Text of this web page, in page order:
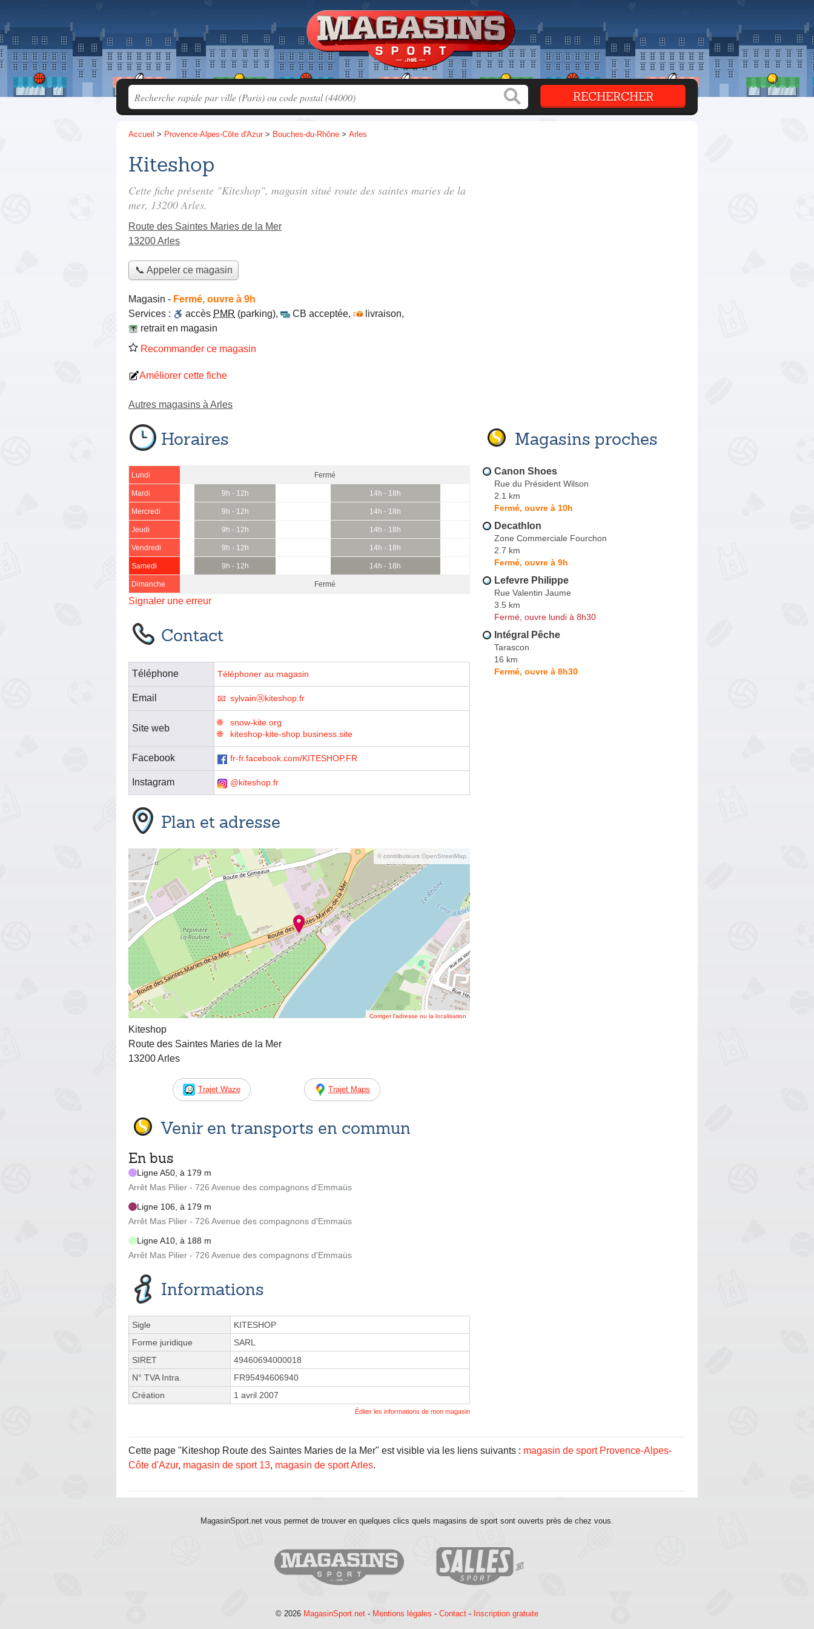
Accueil > Provence-Alpes-Côte d'Azur> Bouches-du-Rhône > Arles
Kiteshop
Cette fiche présente "Kiteshop", magasin situé route des saintes maries de la
mer, 13200 Arles.
Route des Saintes Maries de la Mer
13200 Arles
📞 Appeler ce magasin
Magasin - Fermé, ouvre à 9h
Services :
accès PMR (parking), CB acceptée, livraison,
retrait en magasin
Recommander ce magasin
Améliorer cette fiche
Autres magasins à Arles
Horaires
Lundi Fermé
Mardi 9h - 12h 14h - 18h
Mercredi 9h - 12h 14h - 18h
Jeudi 9h - 12h 14h - 18h
Vendredi 9h - 12h 14h - 18h
Samedi 9h - 12h 14h - 18h
Dimanche Fermé
Signaler une erreur
Contact
Téléphone Téléphoner au magasin
Email sylvainⓐkiteshop.fr
Site web
snow-kite.org
kiteshop-kite-shop.business.site
Facebook fr-fr.facebook.com/KITESHOP.FR
Instagram @kiteshop.fr
Plan et adresse
© contributeurs OpenStreetMap
Corriger l’adresse ou la localisation
Kiteshop
Route des Saintes Maries de la Mer
13200 Arles
Trajet Waze Trajet Maps
Venir en transports en commun
En bus
Ligne A50, à 179 m
Arrêt Mas Pilier - 726 Avenue des compagnons d'Emmaüs
Ligne 106, à 179 m
Arrêt Mas Pilier - 726 Avenue des compagnons d'Emmaüs
Ligne A10, à 188 m
Arrêt Mas Pilier - 726 Avenue des compagnons d'Emmaüs
Informations
Sigle
KITESHOP
Forme juridique
SARL
SIRET
49460694000018
N° TVA Intra.
FR95494606940
Création
1 avril 2007
Éditer les informations de mon magasin
Magasins proches
Canon Shoes
Rue du Président Wilson
2.1 km
Fermé, ouvre à 10h
Decathlon
Zone Commerciale Fourchon
2.7 km
Fermé, ouvre à 9h
Lefevre Philippe
Rue Valentin Jaume
3.5 km
Fermé, ouvre lundi à 8h30
Intégral Pêche
Tarascon
16 km
Fermé, ouvre à 8h30
Cette page "Kiteshop Route des Saintes Maries de la Mer" est visible via les liens suivants : magasin de sport Provence-Alpes-
Côte d'Azur, magasin de sport 13, magasin de sport Arles.
MagasinSport.net vous permet de trouver en quelques clics quels magasins de sport sont ouverts près de chez vous.
© 2026 MagasinSport.net - Mentions légales - Contact - Inscription gratuite